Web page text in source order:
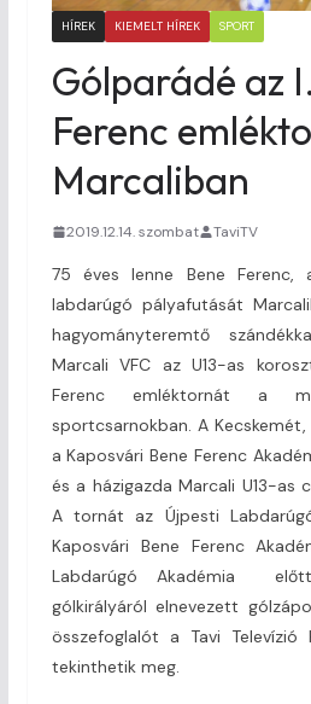
HÍREK KIEMELT HÍREK SPORT
Gólparádé az
Ferenc
Marcaliban
2019.12.14. szombat TaviTV
75 éves lenne Bene Ferenc,
labdarúgó pályafutását
hagyományteremtő
Marcali VFC az U13-as
Ferenc emléktornát a
sportcsarnokban. A
a Kaposvári Bene Ferenc
és a házigazda Marcali U13-as
A tornát az Újpesti
Kaposvári Bene Ferenc
Labdarúgó Akadémia
gólkirályáról elnevezett
összefoglalót a Tavi Televízió
tekinthetik meg.